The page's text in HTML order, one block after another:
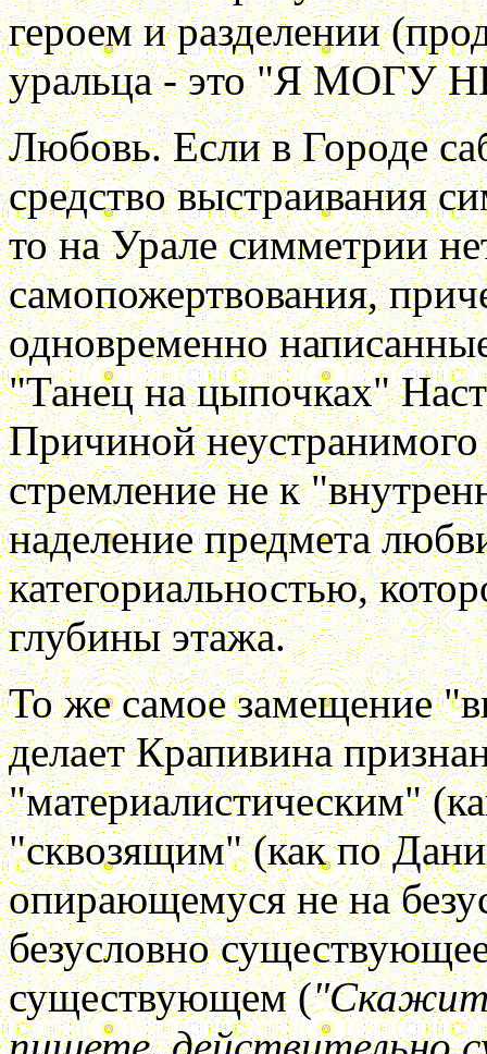
героем и разделении
уральца - это "Я МОГУ
Любовь. Если в Городе
средство выстраивания
то на Урале симметрии
самопожертвования,
одновременно
"Танец на цыпочках"
Причиной неустранимого
стремление не к
наделение предмета
категориальностью,
глубины этажа.
То же самое замещение
делает Крапивина
"материалистическим"
"сквозящим" (как по
опирающемуся не на
безусловно
существующем (